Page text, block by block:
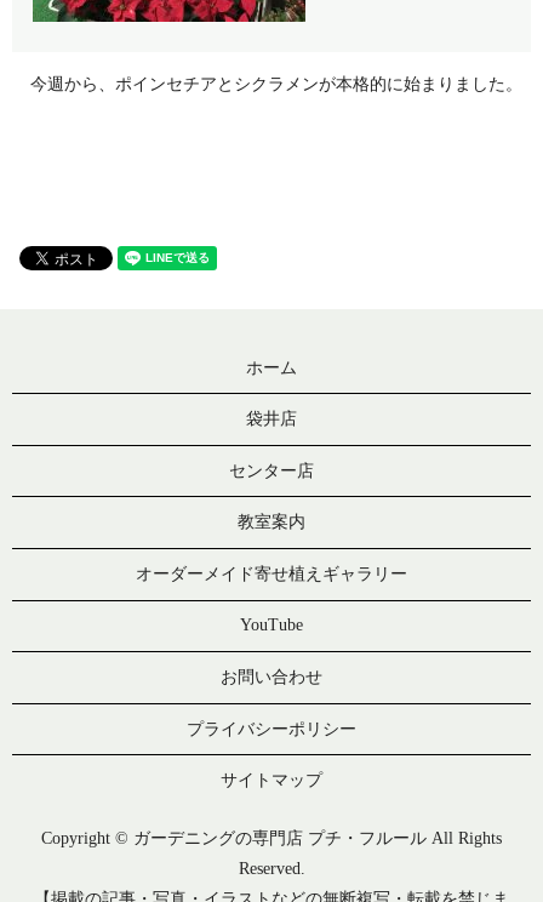
今週から、ポインセチアとシクラメンが本格的に始まりました。
ホーム
袋井店
センター店
教室案内
オーダーメイド寄せ植えギャラリー
YouTube
お問い合わせ
プライバシーポリシー
サイトマップ
Copyright © ガーデニングの専門店 プチ・フルール All Rights
Reserved.